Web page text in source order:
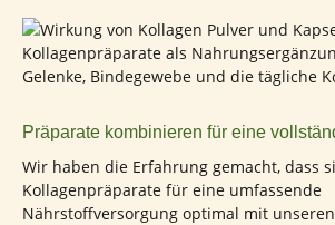
Präparate kombinieren für eine
Wir haben die Erfahrung gemacht, dass
Kollagenpräparate für eine umfassende
Nährstoffversorgung optimal mit